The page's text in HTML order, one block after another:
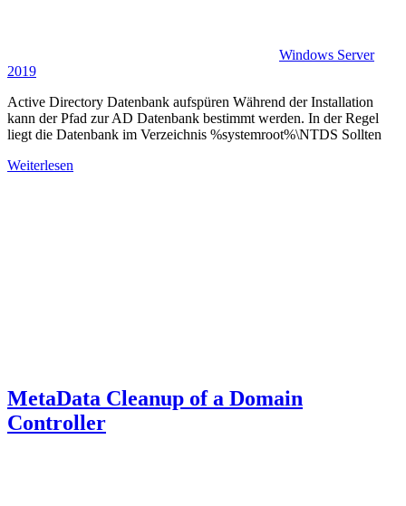
Windows Server
2019
Active Directory Datenbank aufspüren Während der Installation
kann der Pfad zur AD Datenbank bestimmt werden. In der Regel
liegt die Datenbank im Verzeichnis %systemroot%\NTDS Sollten
Weiterlesen
MetaData Cleanup of a Domain
Controller